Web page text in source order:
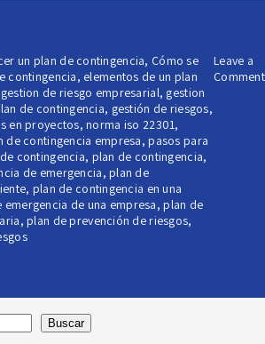
un plan de contingencia, Cómo se
contingencia, elementos de un plan
gestion de riesgo empresarial, gestion
de contingencia, gestión de riesgos,
en proyectos,norma iso 22301,
de contingencia empresa,pasos para
contingencia, plan de contingencia,
de emergencia,plan de
, plan de contingencia en una
emergencia de una empresa,plan de
,plan de prevención de riesgos,
Leave a
Comment
Buscar